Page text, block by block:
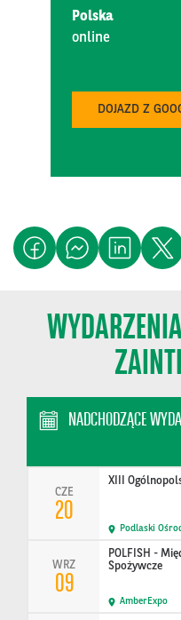
Polska
online
DOJAZD Z
NADCHODZĄCE
MAJ
09
Ptak Expo
BAKERY
i Sprzętu
CZE
15
Tomorrow
CZE
20
XIII
Podlaski
WRZ
09
POLFISH -
Spożywcze
AmberExpo